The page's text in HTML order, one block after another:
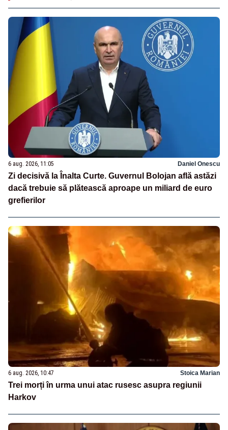
6 aug. 2026, 11:05 Daniel Onescu
Zi decisivă la Înalta Curte. Guvernul Bolojan află astăzi
dacă trebuie să plătească aproape un miliard de euro
grefierilor
6 aug. 2026, 10:47 Stoica Marian
Trei morți în urma unui atac rusesc asupra regiunii
Harkov